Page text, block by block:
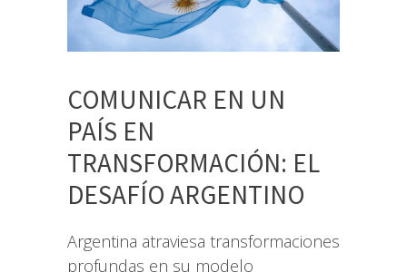
COMUNICAR EN UN
PAÍS EN
TRANSFORMACIÓN: EL
DESAFÍO ARGENTINO
Argentina atraviesa transformaciones
profundas en su modelo